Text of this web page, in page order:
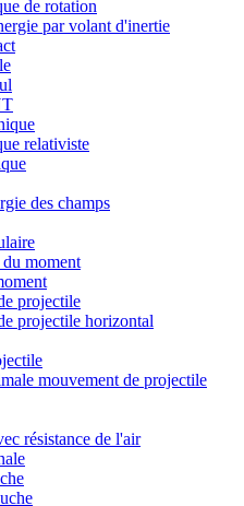
de rotation
par volant d'inertie
relativiste
des champs
moment
projectile
projectile horizontal
mouvement de projectile
résistance de l'air